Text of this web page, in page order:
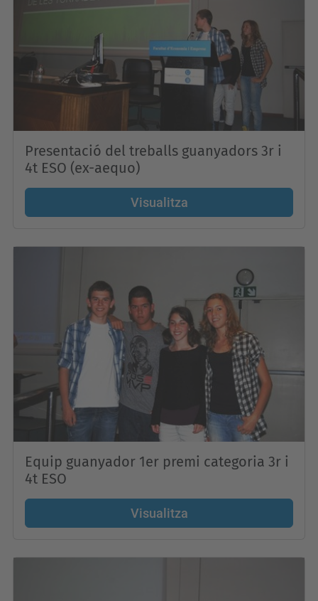
Presentació del treballs guanyadors 3r i
4t ESO (ex-aequo)
Visualitza
Equip guanyador 1er premi categoria 3r i
4t ESO
Visualitza